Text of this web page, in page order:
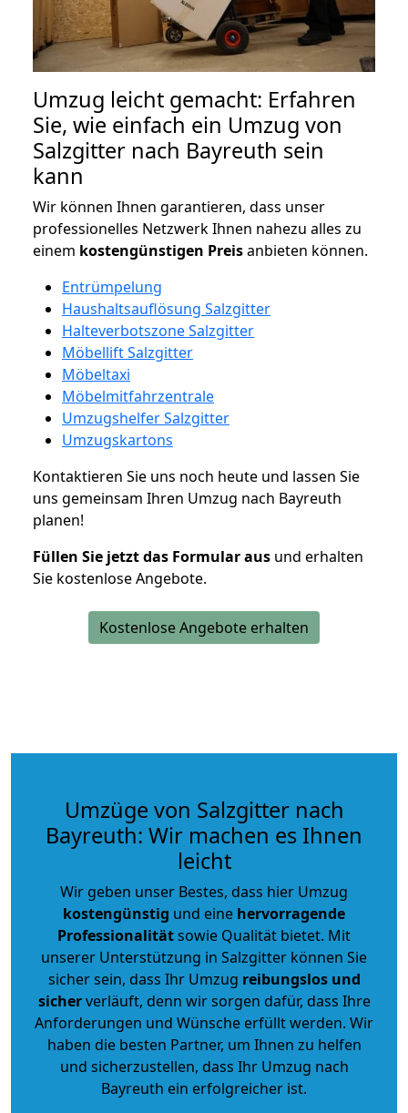
Umzug leicht gemacht: Erfahren
Sie, wie einfach ein Umzug von
Salzgitter nach Bayreuth sein
kann
Wir können Ihnen garantieren, dass unser
professionelles Netzwerk Ihnen nahezu alles zu
einem kostengünstigen Preisanbieten können.
Entrümpelung
Haushaltsauflösung Salzgitter
Halteverbotszone Salzgitter
Möbellift Salzgitter
Möbeltaxi
Möbelmitfahrzentrale
Umzugshelfer Salzgitter
Umzugskartons
Kontaktieren Sie uns noch heute und lassen Sie
uns gemeinsam Ihren Umzug nach Bayreuth
planen!
Füllen Sie jetzt das Formular aus und erhalten
Sie kostenlose Angebote.
Kostenlose Angebote erhalten
Umzüge von Salzgitter nach
Bayreuth: Wir machen es Ihnen
leicht
Wir geben unser Bestes, dass hier Umzug
kostengünstig und eine hervorragende
Professionalitätsowie Qualität bietet. Mit
unserer Unterstützung in Salzgitter können Sie
sicher sein, dass Ihr Umzug reibungslos und
sicherverläuft, denn wir sorgen dafür, dass Ihre
Anforderungen und Wünsche erfüllt werden. Wir
haben die besten Partner, um Ihnen zu helfen
und sicherzustellen, dass Ihr Umzug nach
Bayreuth ein erfolgreicher ist.